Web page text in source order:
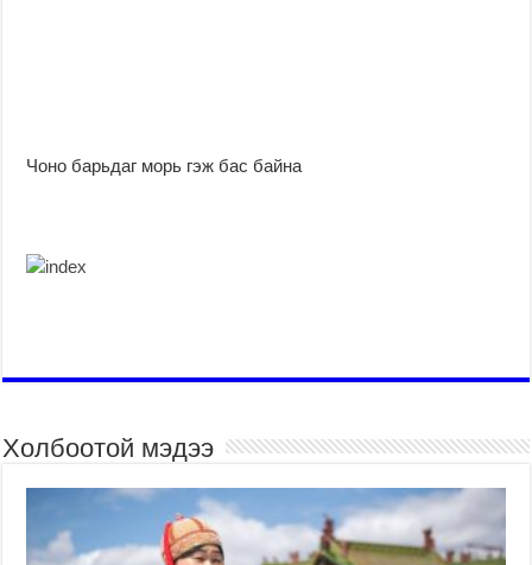
Чоно барьдаг морь гэж бас байна
Холбоотой мэдээ